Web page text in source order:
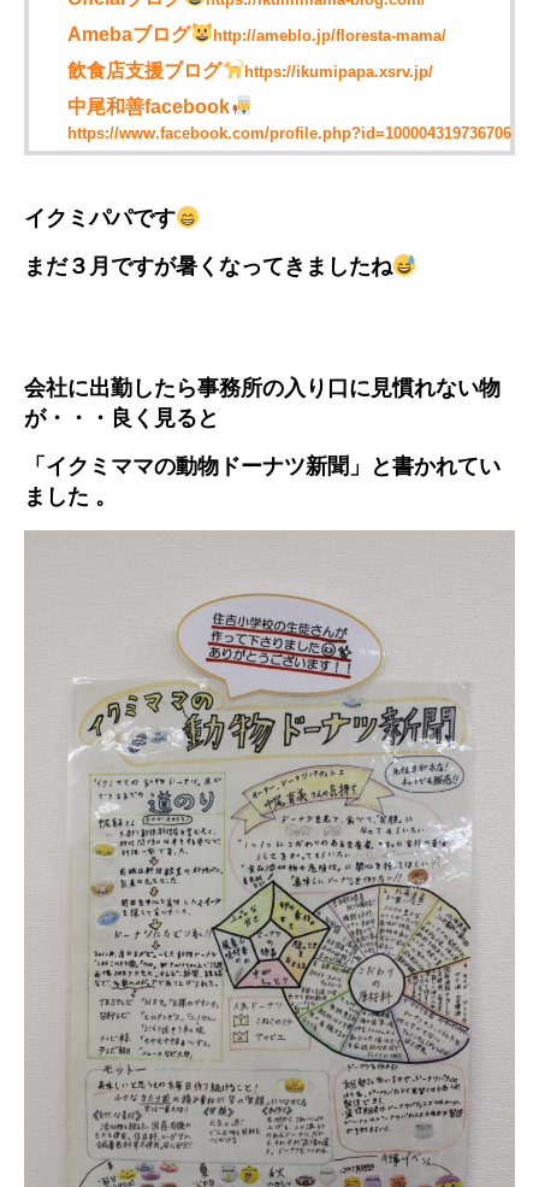
Amebaブログ http://ameblo.jp/floresta-mama/
飲食店支援ブログ https://ikumipapa.xsrv.jp/
中尾和善facebook
https://www.facebook.com/profile.php?id=100004319736706
イクミパパです
まだ３月ですが暑くなってきましたね
会社に出勤したら事務所の入り口に見慣れない物
が・・・良く見ると
「イクミママの動物ドーナツ新聞」と書かれてい
ました 。